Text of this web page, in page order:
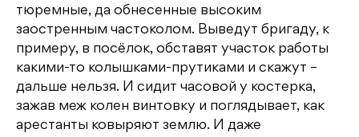
тюремные, да обнесенные высоким
заостренным частоколом. Выведут бригаду, к
примеру, в посёлок, обставят участок работы
какими-то колышками-прутиками и скажут –
дальше нельзя. И сидит часовой у костерка,
зажав меж колен винтовку и поглядывает, как
арестанты ковыряют землю. И даже